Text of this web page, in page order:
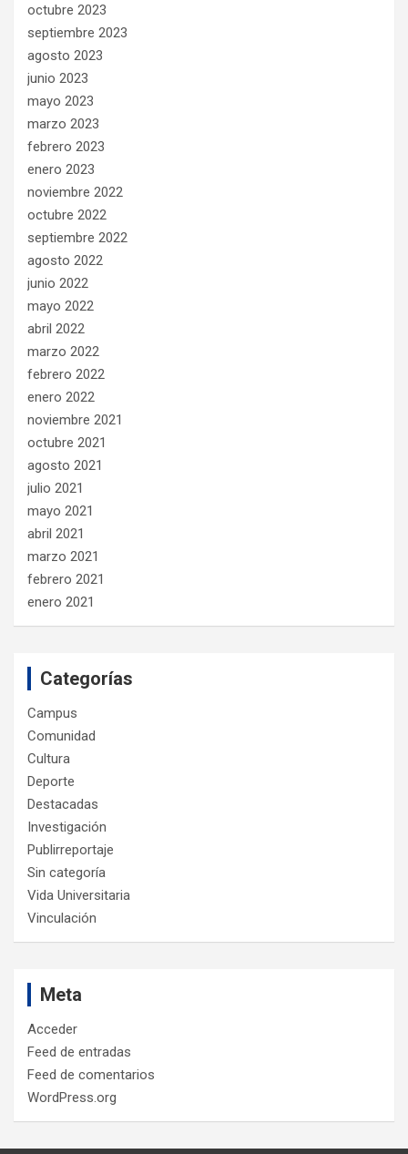
octubre 2023
septiembre 2023
agosto 2023
junio 2023
mayo 2023
marzo 2023
febrero 2023
enero 2023
noviembre 2022
octubre 2022
septiembre 2022
agosto 2022
junio 2022
mayo 2022
abril 2022
marzo 2022
febrero 2022
enero 2022
noviembre 2021
octubre 2021
agosto 2021
julio 2021
mayo 2021
abril 2021
marzo 2021
febrero 2021
enero 2021
Categorías
Campus
Comunidad
Cultura
Deporte
Destacadas
Investigación
Publirreportaje
Sin categoría
Vida Universitaria
Vinculación
Meta
Acceder
Feed de entradas
Feed de comentarios
WordPress.org